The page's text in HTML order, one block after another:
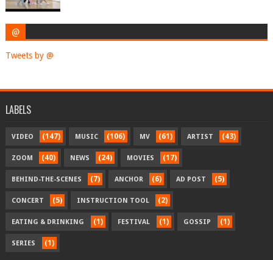
@
Tweets by @
LABELS
VIDEO (147) MUSIC (106) MV (61) ARTIST (43)
ZOOM (40) NEWS (24) MOVIES (17)
BEHIND-THE-SCENES (7) ANCHOR (6) AD POST (5)
CONCERT (5) INSTRUCTION TOOL (2)
EATING & DRINKING (1) FESTIVAL (1) GOSSIP (1)
SERIES (1)